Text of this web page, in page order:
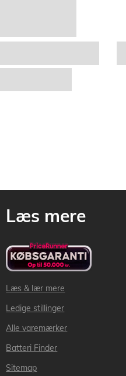
Læs mere
Læs & lær mere
Ledige stillinger
Alle varemærker
Batteri Finder
Sitemap